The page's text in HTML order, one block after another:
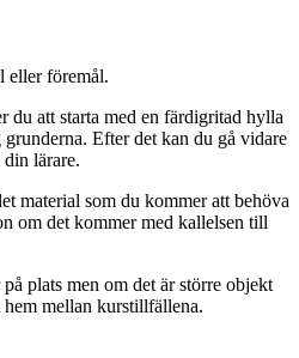
eller föremål.
du att starta med en färdigritad hylla
Efter det kan du gå vidare
lärare.
material som du kommer att behöva
om det kommer med kallelsen till
plats men om det är större objekt
hem mellan kurstillfällena.